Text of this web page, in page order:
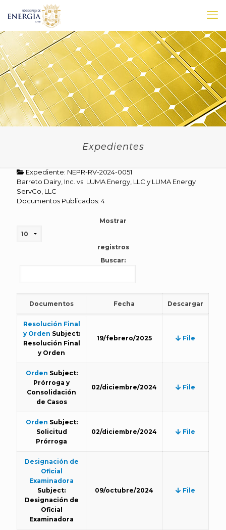
Expedientes
Expediente: NEPR-RV-2024-0051
Barreto Dairy, Inc. vs. LUMA Energy, LLC y LUMA Energy
ServCo, LLC
Documentos Publicados: 4
Mostrar
registros
Buscar:
Documentos Fecha Descargar
Resolución Final
y Orden Subject:
Resolución Final
y Orden
19/febrero/2025 File
Orden Subject:
Prórroga y
Consolidación
de Casos
02/diciembre/2024 File
Orden Subject:
Solicitud
Prórroga
02/diciembre/2024 File
Designación de
Oficial
Examinadora
Subject:
Designación de
Oficial
Examinadora
09/octubre/2024 File